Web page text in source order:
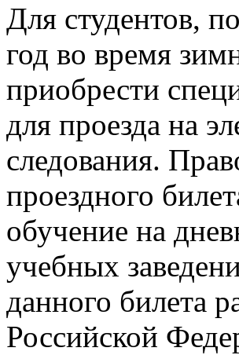
Для студентов,
год во время
приобрести
для проезда на
следования.
проездного
обучение на
учебных
данного билета
Российской